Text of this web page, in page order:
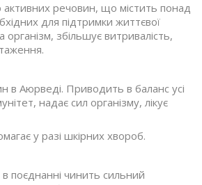
активних речовин, що містить понад
для підтримки життєвої
збільшує витривалість,
в Аюрведі. Приводить в баланс усі
надає сил організму, лікує
у разі шкірних хвороб.
поєднанні чинить сильний